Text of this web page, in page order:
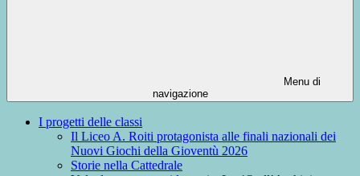
Menu di
navigazione
I progetti delle classi
Il Liceo A. Roiti protagonista alle finali nazionali dei
Nuovi Giochi della Gioventù 2026
Storie nella Cattedrale